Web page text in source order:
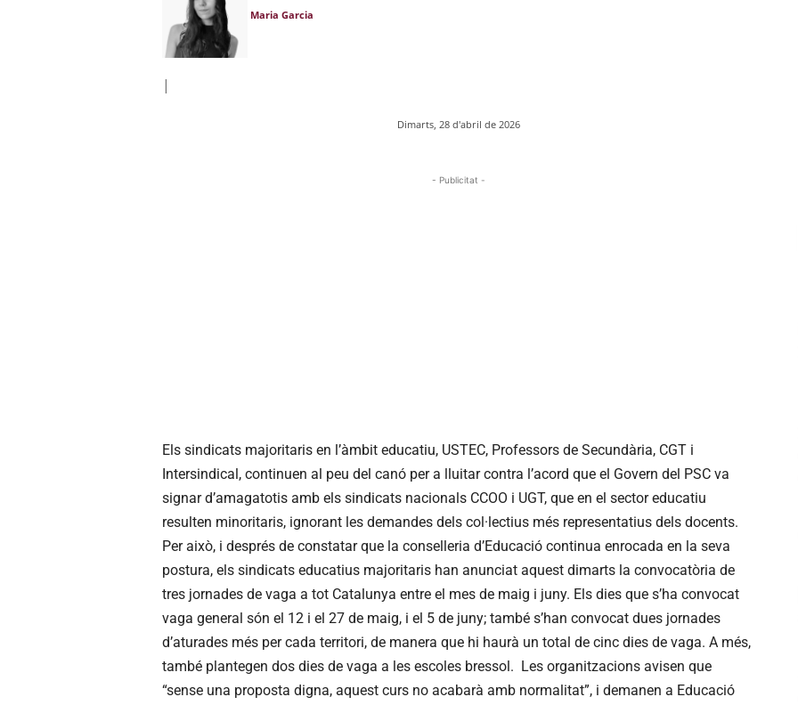
Maria Garcia
|
Dimarts, 28 d'abril de 2026
- Publicitat -
Els sindicats majoritaris en l’àmbit educatiu, USTEC, Professors de Secundària, CGT i
Intersindical, continuen al peu del canó per a lluitar contra l’acord que el Govern del PSC va
signar d’amagatotis amb els sindicats nacionals CCOO i UGT, que en el sector educatiu
resulten minoritaris, ignorant les demandes dels col·lectius més representatius dels docents.
Per això, i després de constatar que la conselleria d’Educació continua enrocada en la seva
postura, els sindicats educatius majoritaris han anunciat aquest dimarts la convocatòria de
tres jornades de vaga a tot Catalunya entre el mes de maig i juny. Els dies que s’ha convocat
vaga general són el 12 i el 27 de maig, i el 5 de juny; també s’han convocat dues jornades
d’aturades més per cada territori, de manera que hi haurà un total de cinc dies de vaga. A més,
també plantegen dos dies de vaga a les escoles bressol. Les organitzacions avisen que
“sense una proposta digna, aquest curs no acabarà amb normalitat”, i demanen a Educació